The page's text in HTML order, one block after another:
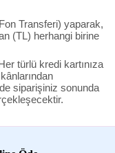
Transferi) yaparak,
(TL) herhangi birine
türlü kredi kartınıza
siparişiniz sonunda